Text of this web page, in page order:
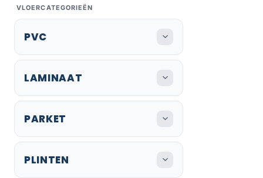
VLOERCATEGORIEËN
PVC
LAMINAAT
PARKET
PLINTEN